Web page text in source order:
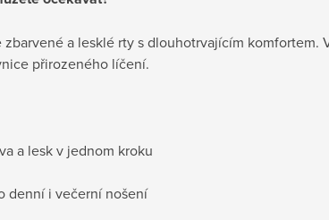
a lesklé rty s dlouhotrvajícím komfortem.
přirozeného líčení.
a lesk v jednom kroku
denní i večerní nošení